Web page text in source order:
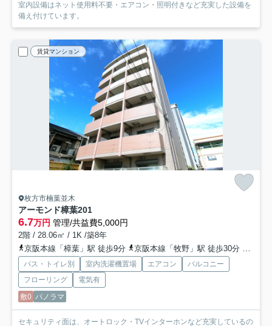
室内設備はネット使用料不要・エアコン・照明付きなど充実した設備を
備え付けています。
賃貸マンション
枚方市楠葉並木
アーモンド樟葉201
6.7万円 管理/共益費5,000円
2階 / 28.06㎡ / 1K /築8年
京阪本線「樟葉」駅 徒歩9分
京阪本線「牧野」駅 徒歩30分 京阪
バス・トイレ別 室内洗濯機置場 エアコン
バルコニー
フローリング
電気有
敷0 パノラマ
セキュリティ面は、オートロック・TVインターホンなど充実しているの